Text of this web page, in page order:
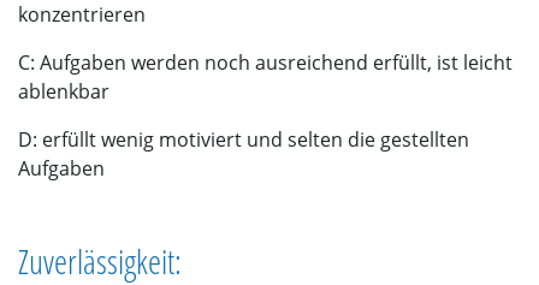
konzentrieren
C: Aufgaben werden noch ausreichend erfüllt, ist leicht
ablenkbar
D: erfüllt wenig motiviert und selten die gestellten
Aufgaben
Zuverlässigkeit: